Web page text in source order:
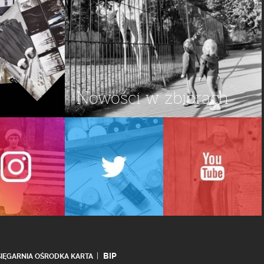
Nowości w zbiorach
OŚRODKA KARTA BIP